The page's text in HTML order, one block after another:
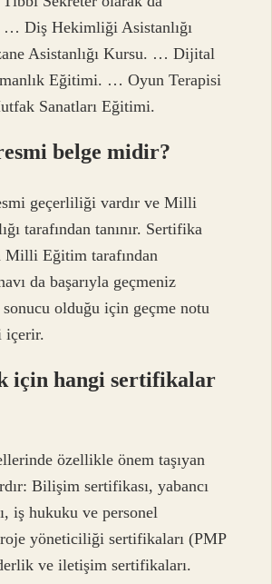
Diş Hekimliği Asistanlığı
Asistanlığı Kursu. … Dijital
Eğitimi. … Oyun Terapisi
Sanatları Eğitimi.
belge midir?
geçerliliği vardır ve Milli
tarafından tanınır. Sertifika
Milli Eğitim tarafından
da başarıyla geçmeniz
sonucu olduğu için geçme notu
içerir.
için hangi sertifikalar
özellikle önem taşıyan
Bilişim sertifikası, yabancı
iş hukuku ve personel
yöneticiliği sertifikaları (PMP
ve iletişim sertifikaları.